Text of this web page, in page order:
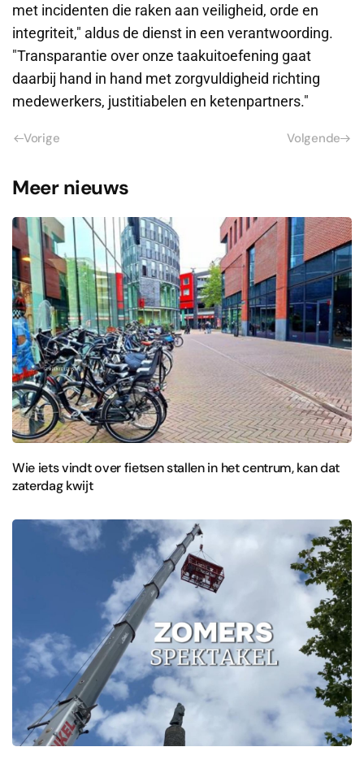
met incidenten die raken aan veiligheid, orde en
integriteit," aldus de dienst in een verantwoording.
"Transparantie over onze taakuitoefening gaat
daarbij hand in hand met zorgvuldigheid richting
medewerkers, justitiabelen en ketenpartners."
Vorige Volgende
Meer nieuws
Wie iets vindt over fietsen stallen in het centrum, kan dat
zaterdag kwijt